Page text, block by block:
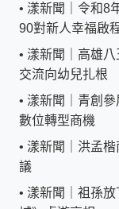
• 漾新聞｜令和8
90對新人幸福啟
• 漾新聞｜高雄
交流向幼兒扎根
• 漾新聞｜青創
數位轉型商機
• 漾新聞｜洪孟
議
• 漾新聞｜祖孫